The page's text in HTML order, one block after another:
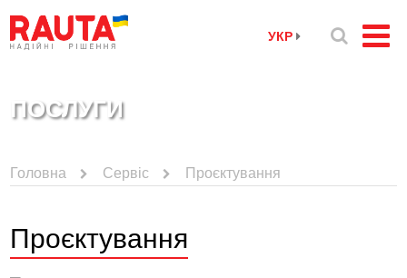
УКР
ПОСЛУГИ
Головна Сервіс Проєктування
Проєктування